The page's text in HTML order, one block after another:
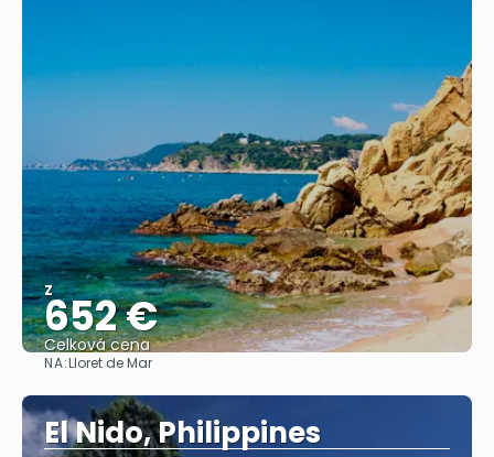
Z
652 €
Celková cena
NA:Lloret de Mar
El Nido, Philippines